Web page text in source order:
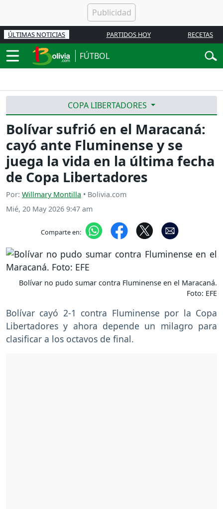
ÚLTIMAS NOTICIAS PARTIDOS HOY RECETAS
FÚTBOL
COPA LIBERTADORES
Bolívar sufrió en el Maracaná:
cayó ante Fluminense y se
juega la vida en la última fecha
de Copa Libertadores
Por: Willmary Montilla • Bolivia.com
Mié, 20 May 2026 9:47 am
Comparte en:
Bolívar no pudo sumar contra Fluminense en el Maracaná.
Foto: EFE
Bolívar cayó 2-1 contra Fluminense por la Copa
Libertadores y ahora depende un milagro para
clasificar a los octavos de final.